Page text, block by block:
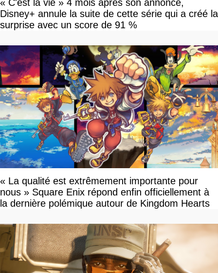
« C'est la vie » 4 mois après son annonce,
Disney+ annule la suite de cette série qui a créé la
surprise avec un score de 91 %
« La qualité est extrêmement importante pour
nous » Square Enix répond enfin officiellement à
la dernière polémique autour de Kingdom Hearts